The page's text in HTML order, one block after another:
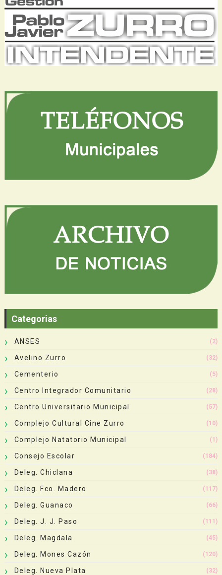
Categorias
ANSES (2)
Avelino Zurro (32)
Cementerio (5)
Centro Integrador Comunitario (28)
Centro Universitario Municipal (57)
Complejo Cultural Cine Zurro (10)
Complejo Natatorio Municipal (1)
Consejo Escolar (184)
Deleg. Chiclana (38)
Deleg. Fco. Madero (117)
Deleg. Guanaco (66)
Deleg. J. J. Paso (111)
Deleg. Magdala (45)
Deleg. Mones Cazón (120)
Deleg. Nueva Plata (32)